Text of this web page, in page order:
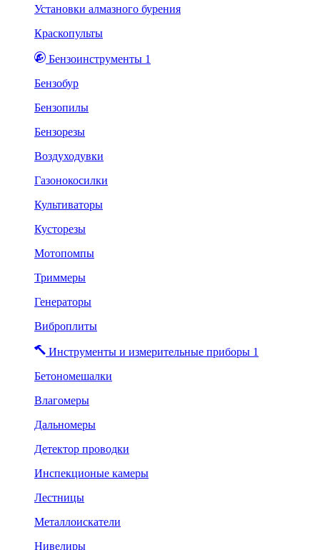
Установки алмазного бурения
Краскопульты
Бензоинструменты 1
Бензобур
Бензопилы
Бензорезы
Воздуходувки
Газонокосилки
Культиваторы
Кусторезы
Мотопомпы
Триммеры
Генераторы
Виброплиты
Инструменты и измерительные приборы 1
Бетономешалки
Влагомеры
Дальномеры
Детектор проводки
Инспекционые камеры
Лестницы
Металлоискатели
Нивелиры